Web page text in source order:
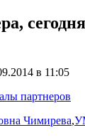
в 11:05
партнеров
Чимирева,